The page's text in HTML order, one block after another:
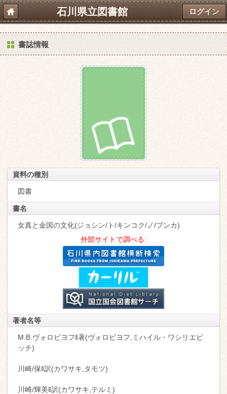
石川県立図書館 ログイン
書誌情報
資料の種別
図書
書名
女真と金国の文化(ジョシン/ト/キンコク/ノ/ブンカ)
外部サイトで調べる:
著者名等
М.В.ヴォロビヨフ‖著(ヴォロビヨフ,ミハイル・ワシリエビ
ッチ)
川崎/保‖訳(カワサキ,タモツ)
川崎/輝美‖訳(カワサキ,テルミ)